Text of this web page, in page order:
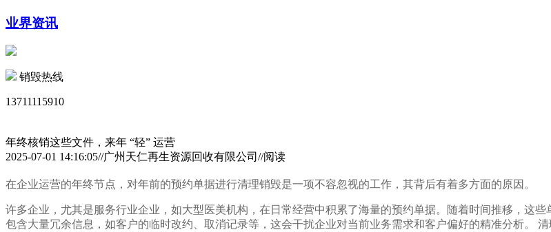
业界资讯
销毁热线
13711115910
年终核销这些文件，来年 “轻” 运营
2025-07-01 14:16:05//广州天仁再生资源回收有限公司//阅读
在企业运营的年终节点，对年前的预约单据进行清理销毁是一项不容忽视的工作，其背后有着多方面的原因。
许多企业，尤其是服务行业企业，如大型医美机构，在日常经营中积累了海量的预约单据。随着时间推移，这
包含大量冗余信息，如客户的临时改约、取消记录等，这会干扰企业对当前业务需求和客户偏好的精准分析。